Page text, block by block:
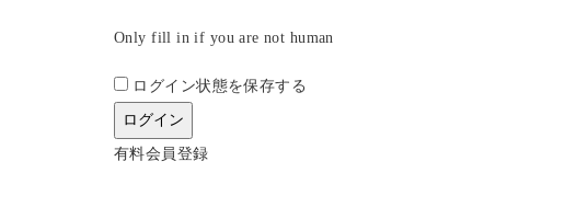
Only fill in if you are not human
ログイン状態を保存する
有料会員登録